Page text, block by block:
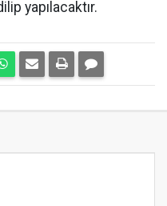
yapılacaktır.